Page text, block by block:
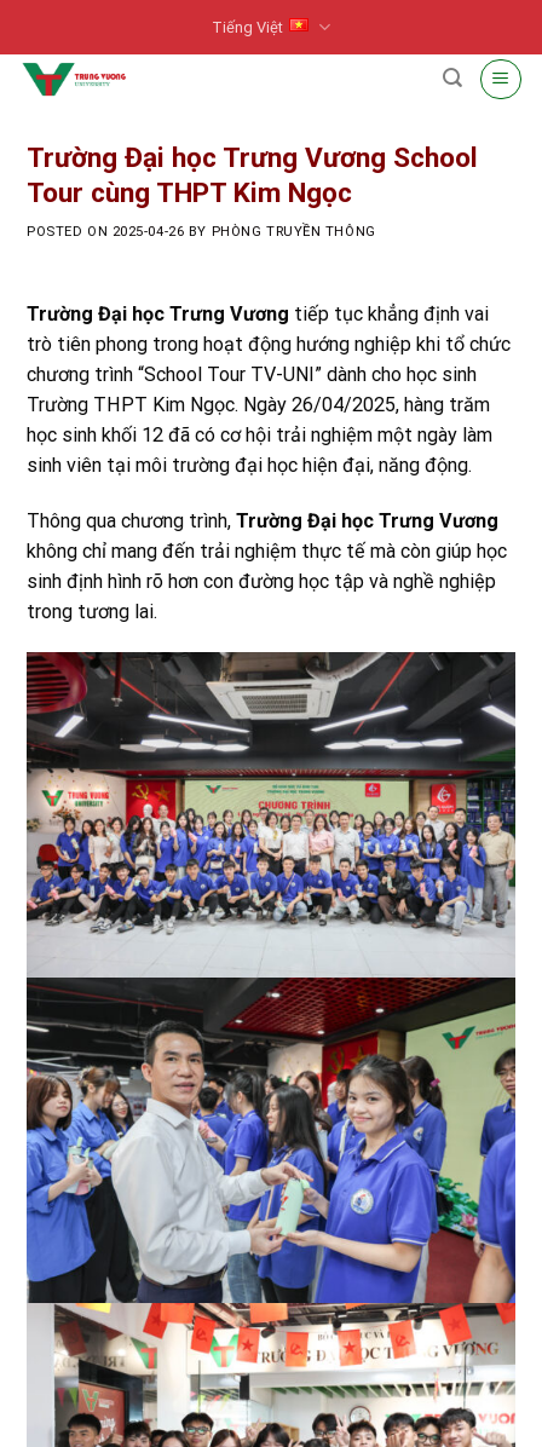
content
Tiếng Việt
Trường Đại học Trưng Vương School
Tour cùng THPT Kim Ngọc
POSTED ON 2025-04-26 BY PHÒNG TRUYỀN THÔNG
Trường Đại học Trưng Vương tiếp tục khẳng định vai
trò tiên phong trong hoạt động hướng nghiệp khi tổ chức
chương trình “School Tour TV-UNI” dành cho học sinh
Trường THPT Kim Ngọc. Ngày 26/04/2025, hàng trăm
học sinh khối 12 đã có cơ hội trải nghiệm một ngày làm
sinh viên tại môi trường đại học hiện đại, năng động.
Thông qua chương trình, Trường Đại học Trưng Vương
không chỉ mang đến trải nghiệm thực tế mà còn giúp học
sinh định hình rõ hơn con đường học tập và nghề nghiệp
trong tương lai.